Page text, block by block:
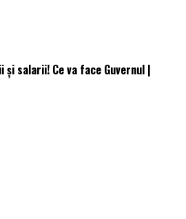
și salarii! Ce va face Guvernul |